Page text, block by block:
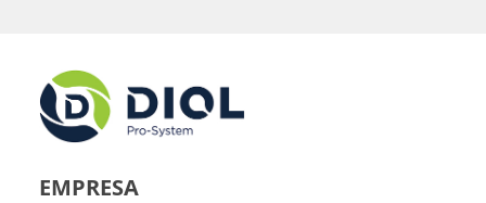
EMPRESA